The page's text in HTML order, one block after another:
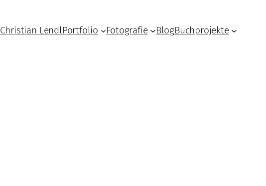
Christian LendlPortfolio Fotografie BlogBuchprojekte